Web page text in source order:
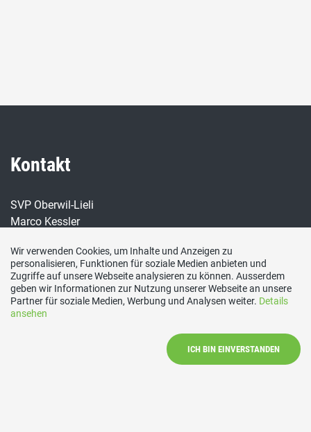
Kontakt
SVP Oberwil-Lieli
Marco Kessler
info(at)svp-oberwil-lieli(dot)ch
Social Media
Wir verwenden Cookies, um Inhalte und Anzeigen zu
personalisieren, Funktionen für soziale Medien anbieten und
Zugriffe auf unsere Webseite analysieren zu können. Ausserdem
geben wir Informationen zur Nutzung unserer Webseite an unsere
Partner für soziale Medien, Werbung und Analysen weiter. Details
ansehen
ICH BIN EINVERSTANDEN